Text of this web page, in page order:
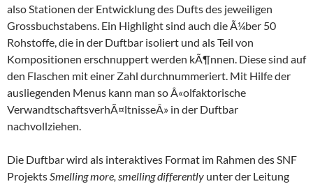
also Stationen der Entwicklung des Dufts des jeweiligen
Grossbuchstabens. Ein Highlight sind auch die Ã¼ber 50
Rohstoffe, die in der Duftbar isoliert und als Teil von
Kompositionen erschnuppert werden kÃ¶nnen. Diese sind auf
den Flaschen mit einer Zahl durchnummeriert. Mit Hilfe der
ausliegenden Menus kann man so Â«olfaktorische
VerwandtschaftsverhÃ¤ltnisseÂ» in der Duftbar
nachvollziehen.
Die Duftbar wird als interaktives Format im Rahmen des SNF
ProjektsSmelling more, smelling differently unter der Leitung